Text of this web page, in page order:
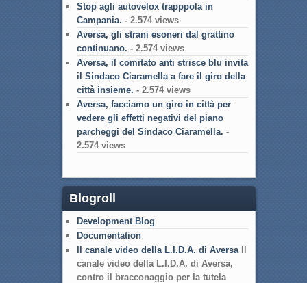
Stop agli autovelox trapppola in
Campania. - 2.574 views
Aversa, gli strani esoneri dal grattino
continuano. - 2.574 views
Aversa, il comitato anti strisce blu invita
il Sindaco Ciaramella a fare il giro della
città insieme. - 2.574 views
Aversa, facciamo un giro in città per
vedere gli effetti negativi del piano
parcheggi del Sindaco Ciaramella. -
2.574 views
Blogroll
Development Blog
Documentation
Il canale video della L.I.D.A. di AversaIl
canale video della L.I.D.A. di Aversa,
contro il bracconaggio per la tutela